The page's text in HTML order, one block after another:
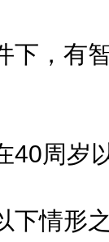
，有智
周岁以
情形之